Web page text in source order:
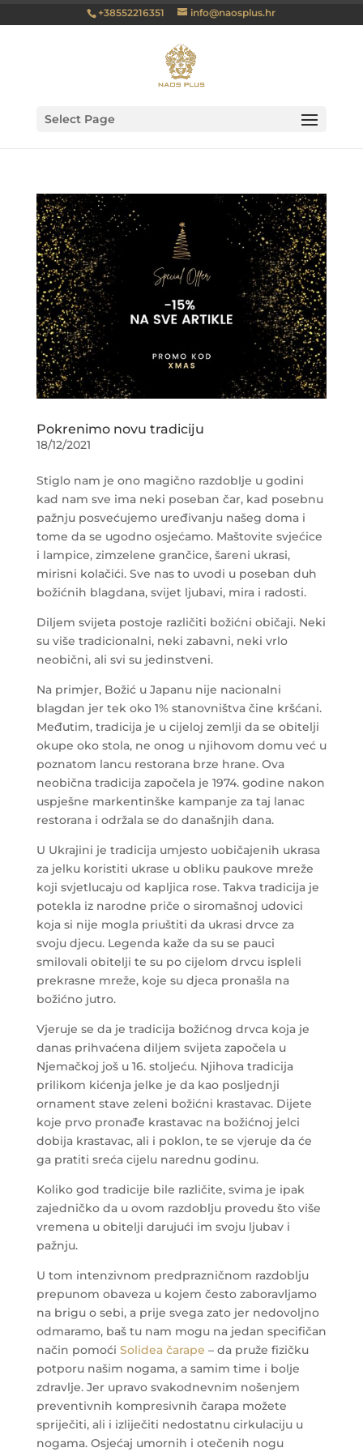
+38552216351 info@naosplus.hr
Select Page
Pokrenimo novu tradiciju
18/12/2021
Stiglo nam je ono magično razdoblje u godini
kad nam sve ima neki poseban čar, kad posebnu
pažnju posvećujemo uređivanju našeg doma i
tome da se ugodno osjećamo. Maštovite svjećice
i lampice, zimzelene grančice, šareni ukrasi,
mirisni kolačići. Sve nas to uvodi u poseban duh
božićnih blagdana, svijet ljubavi, mira i radosti.
Diljem svijeta postoje različiti božićni običaji. Neki
su više tradicionalni, neki zabavni, neki vrlo
neobični, ali svi su jedinstveni.
Na primjer, Božić u Japanu nije nacionalni
blagdan jer tek oko 1% stanovništva čine kršćani.
Međutim, tradicija je u cijeloj zemlji da se obitelji
okupe oko stola, ne onog u njihovom domu već u
poznatom lancu restorana brze hrane. Ova
neobična tradicija započela je 1974. godine nakon
uspješne markentinške kampanje za taj lanac
restorana i održala se do današnjih dana.
U Ukrajini je tradicija umjesto uobičajenih ukrasa
za jelku koristiti ukrase u obliku paukove mreže
koji svjetlucaju od kapljica rose. Takva tradicija je
potekla iz narodne priče o siromašnoj udovici
koja si nije mogla priuštiti da ukrasi drvce za
svoju djecu. Legenda kaže da su se pauci
smilovali obitelji te su po cijelom drvcu ispleli
prekrasne mreže, koje su djeca pronašla na
božićno jutro.
Vjeruje se da je tradicija božićnog drvca koja je
danas prihvaćena diljem svijeta započela u
Njemačkoj još u 16. stoljeću. Njihova tradicija
prilikom kićenja jelke je da kao posljednji
ornament stave zeleni božićni krastavac. Dijete
koje prvo pronađe krastavac na božićnoj jelci
dobija krastavac, ali i poklon, te se vjeruje da će
ga pratiti sreća cijelu narednu godinu.
Koliko god tradicije bile različite, svima je ipak
zajedničko da u ovom razdoblju provedu što više
vremena u obitelji darujući im svoju ljubav i
pažnju.
U tom intenzivnom predprazničnom razdoblju
prepunom obaveza u kojem često zaboravljamo
na brigu o sebi, a prije svega zato jer nedovoljno
odmaramo, baš tu nam mogu na jedan specifičan
način pomoći Solidea čarape – da pruže fizičku
potporu našim nogama, a samim time i bolje
zdravlje. Jer upravo svakodnevnim nošenjem
preventivnih kompresivnih čarapa možete
spriječiti, ali i izliječiti nedostatnu cirkulaciju u
nogama. Osjećaj umornih i otečenih nogu